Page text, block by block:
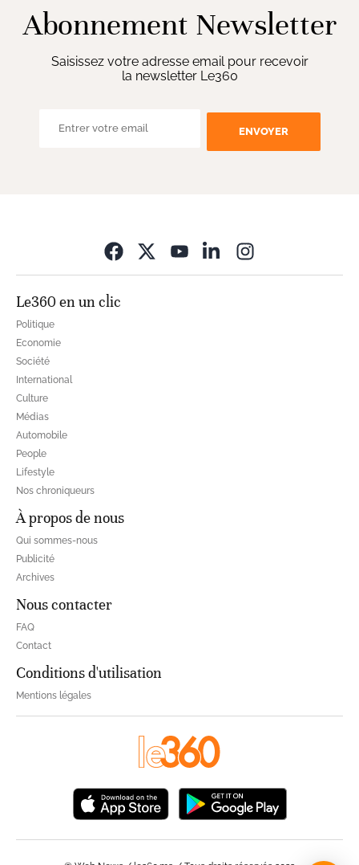
Abonnement Newsletter
Saisissez votre adresse email pour recevoir
la newsletter Le360
ENVOYER
Le360 en un clic
Politique
Economie
Société
International
Culture
Médias
Automobile
People
Lifestyle
Nos chroniqueurs
À propos de nous
Qui sommes-nous
Publicité
Archives
Nous contacter
FAQ
Contact
Conditions d'utilisation
Mentions légales